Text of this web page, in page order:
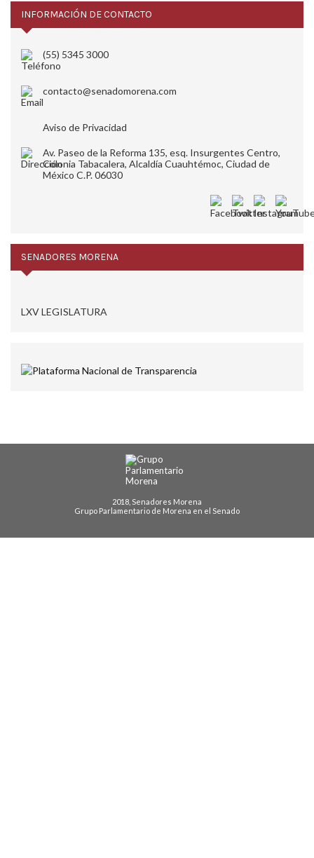
INFORMACIÓN DE CONTACTO
(55) 5345 3000
contacto@senadomorena.com
Aviso de Privacidad
Av. Paseo de la Reforma 135, esq. Insurgentes Centro,
Colonia Tabacalera, Alcaldía Cuauhtémoc, Ciudad de
México C.P. 06030
SENADORES MORENA
LXV LEGISLATURA
2018, Senadores Morena
Grupo Parlamentario de Morena en el Senado